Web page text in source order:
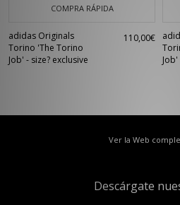
COMPRA RÁPIDA
adidas Originals
Torino 'The Torino
Job' - size? exclusive
110,00€
Ver la Web
Descárgate